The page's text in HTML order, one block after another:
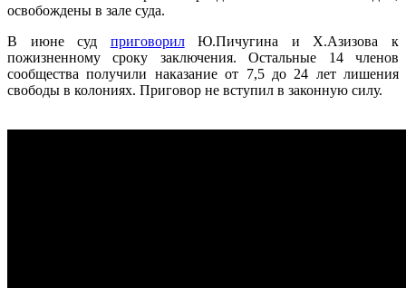
освобождены в зале суда.
В июне суд приговорилЮ.Пичугина и Х.Азизова к
пожизненному сроку заключения. Остальные 14 членов
сообщества получили наказание от 7,5 до 24 лет лишения
свободы в колониях. Приговор не вступил в законную силу.